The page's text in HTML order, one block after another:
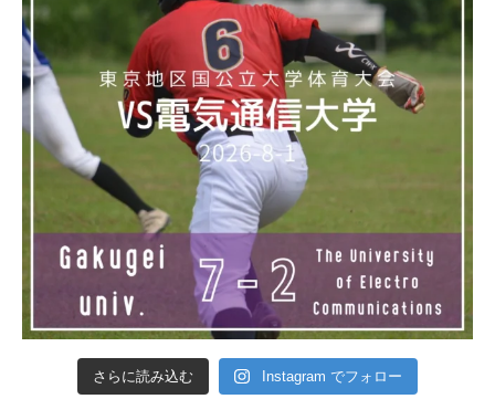
さらに読み込む Instagram でフォロー